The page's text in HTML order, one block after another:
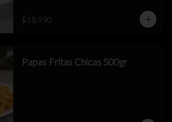
$18.990
Papas Fritas Chicas 500gr